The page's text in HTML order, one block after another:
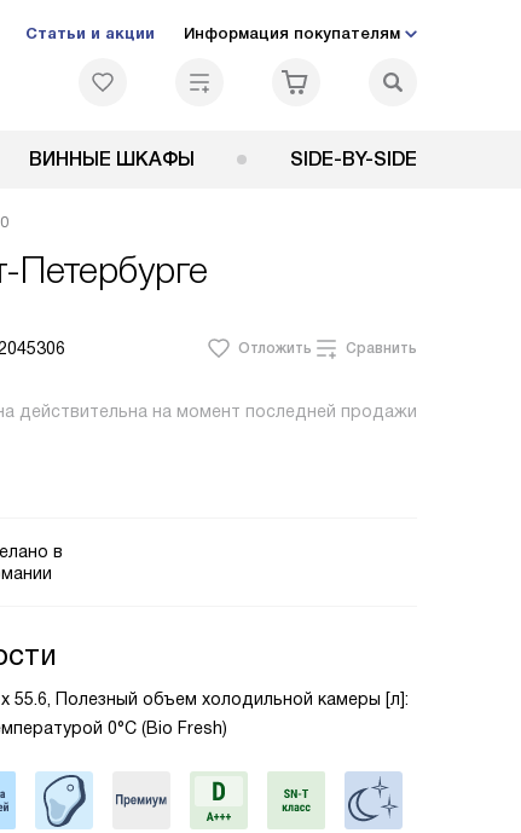
Статьи и акции Информация покупателям
ВИННЫЕ ШКАФЫ SIDE-BY-SIDE
Петербурге
2045306 Отложить Сравнить
действительна на момент последней продажи
в
55.6, Полезный объем холодильной камеры [л]:
0°C (Bio Fresh)